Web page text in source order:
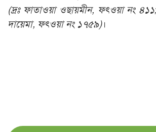
(দ্রঃ ফাতাওয়া ওছায়মীন, ফৎওয়া নং
দায়েমা, ফৎওয়া নং ১৭৫৯)।